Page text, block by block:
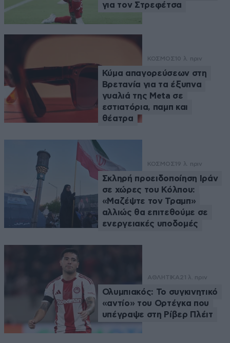
για τον Στρεφέτσα
ΚΟΣΜΟΣ 10 λ. πριν
Κύμα απαγορεύσεων στη
Βρετανία για τα έξυπνα
γυαλιά της Meta σε
εστιατόρια, παμπ και
θέατρα
ΚΟΣΜΟΣ 19 λ. πριν
Σκληρή προειδοποίηση Ιράν
σε χώρες του Κόλπου:
«Μαζέψτε τον Τραμπ»
αλλιώς θα επιτεθούμε σε
ενεργειακές υποδομές
ΑΘΛΗΤΙΚΑ 21 λ. πριν
Ολυμπιακός: Το συγκινητικό
«αντίο» του Ορτέγκα που
υπέγραψε στη Ρίβερ Πλέιτ